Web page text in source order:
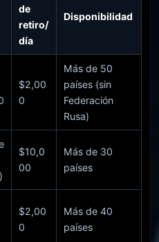
de
retiro/
día
Disponibilidad
$2,00
0
Más de 50
países (sin
Federación
Rusa)
$10,0
00
Más de 30
países
$2,00
0
Más de 40
países